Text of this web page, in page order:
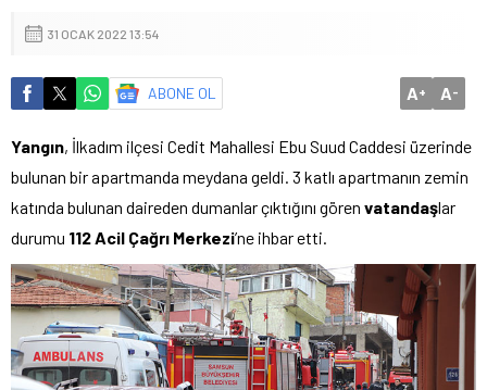
31 OCAK 2022 13:54
ABONE OL A+ A-
Yangın, İlkadım ilçesi Cedit Mahallesi Ebu Suud Caddesi üzerinde
bulunan bir apartmanda meydana geldi. 3 katlı apartmanın zemin
katında bulunan daireden dumanlar çıktığını gören vatandaşlar
durumu 112 Acil Çağrı Merkezi’ne ihbar etti.